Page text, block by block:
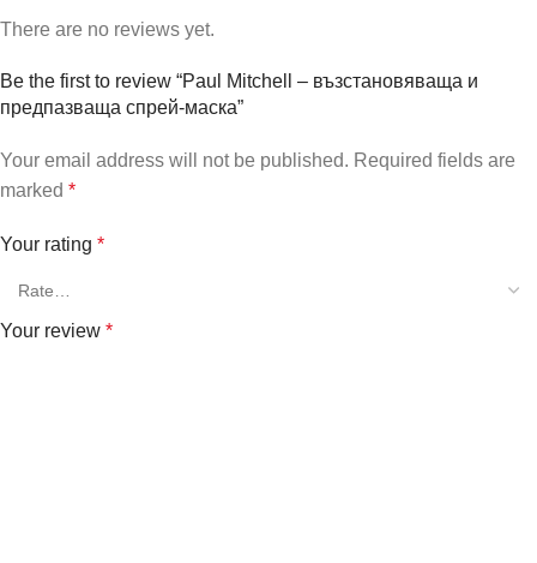
There are no reviews yet.
Be the first to review “Paul Mitchell – възстановяваща и
предпазваща спрей-маска”
Your email address will not be published. Required fields are
marked *
Your rating *
Your review *